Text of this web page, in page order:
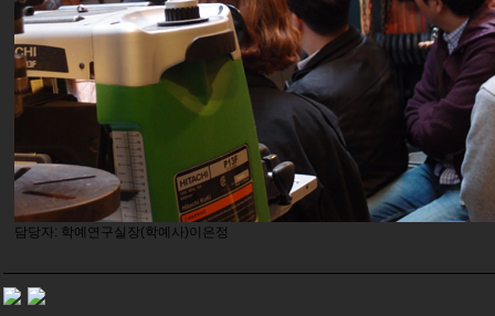
담당자: 학예연구실장(학예사)이은정